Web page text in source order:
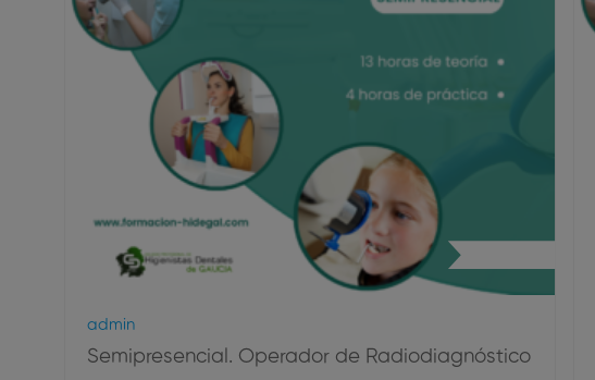
Admin
Semipresencial. Operador de Radiodiagnóstico